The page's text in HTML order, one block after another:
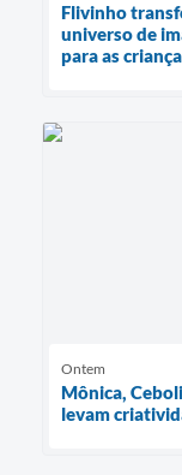
Flivinho
universo de
para as
Ontem
Mônica,
levam